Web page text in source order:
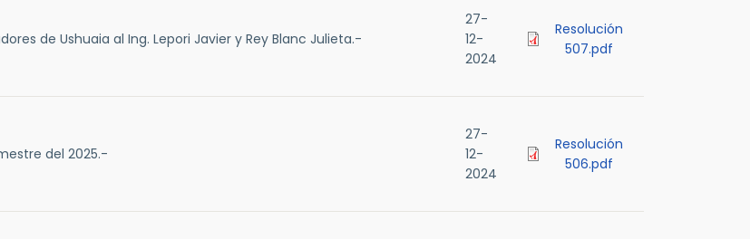
de Ushuaia al Ing. Lepori Javier y Rey Blanc Julieta.-
27-
12-
2024
Resolución
507.pdf
del 2025.-
27-
12-
2024
Resolución
506.pdf